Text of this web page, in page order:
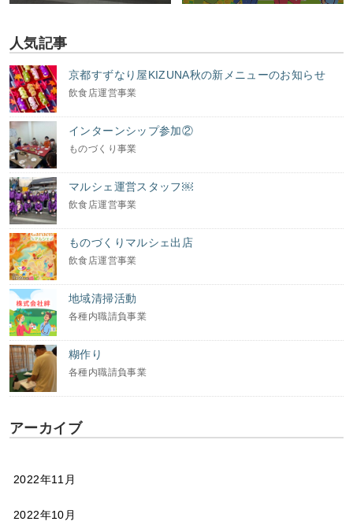
人気記事
京都すずなり屋KIZUNA秋の新メニューのお知らせ
飲食店運営事業
インターンシップ参加②
ものづくり事業
マルシェ運営スタッフ￼
飲食店運営事業
ものづくりマルシェ出店
飲食店運営事業
地域清掃活動
各種内職請負事業
糊作り
各種内職請負事業
アーカイブ
2022年11月
2022年10月